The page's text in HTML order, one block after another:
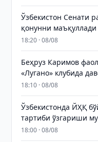
Ўзбекистон Сенати
қонунни маъқуллади
18:20 · 08/08
Беҳруз Каримов
«Лугано» клубида
18:10 · 08/08
Ўзбекистонда ЙҲҚ
тартиби ўзгариши
18:00 · 08/08